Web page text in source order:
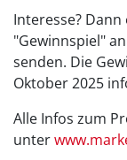
Interesse?
"Gewinnspiel" an
senden. Die
Oktober 2025
Alle Infos zum
unter